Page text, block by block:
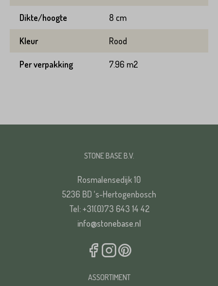
Dikte/hoogte 8 cm
Kleur Rood
Per verpakking 7.96 m2
VERSTUREN
STONE BASE B.V.
Rosmalensedijk 10
5236 BD ‘s-Hertogenbosch
Tel: +31(0)73 643 14 42
info@stonebase.nl
ASSORTIMENT